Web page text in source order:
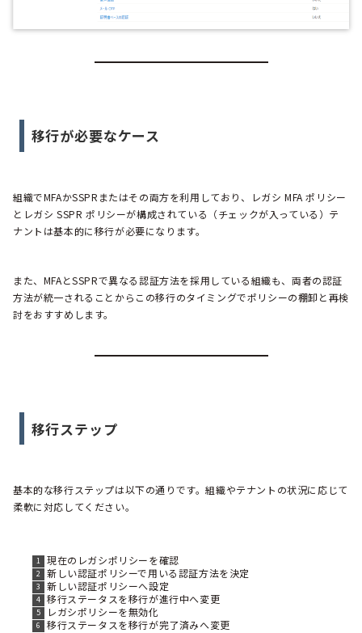
移行が必要なケース
組織でMFAかSSPRまたはその両方を利用しており、レガシ MFA ポリシー
とレガシ SSPR ポリシーが構成されている（チェックが入っている）テ
ナントは基本的に移行が必要になります。
また、MFAとSSPRで異なる認証方法を採用している組織も、両者の認証
方法が統一されることからこの移行のタイミングでポリシーの棚卸と再検
討をおすすめします。
移行ステップ
基本的な移行ステップは以下の通りです。組織やテナントの状況に応じて
柔軟に対応してください。
現在のレガシポリシーを確認
新しい認証ポリシーで用いる認証方法を決定
新しい認証ポリシーへ設定
移行ステータスを移行が進行中へ変更
レガシポリシーを無効化
移行ステータスを移行が完了済みへ変更